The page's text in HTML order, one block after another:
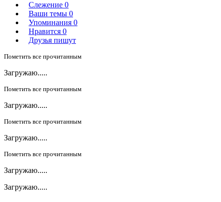
Слежение 0
Ваши темы 0
Упоминания 0
Нравится 0
Друзья пишут
Пометить все прочитанным
Загружаю.....
Пометить все прочитанным
Загружаю.....
Пометить все прочитанным
Загружаю.....
Пометить все прочитанным
Загружаю.....
Загружаю.....